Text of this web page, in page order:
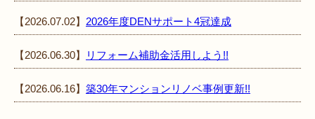
【2026.07.02】 2026年度DENサポート4冠達成
【2026.06.30】 リフォーム補助金活用しよう!!
【2026.06.16】 築30年マンションリノベ事例更新!!